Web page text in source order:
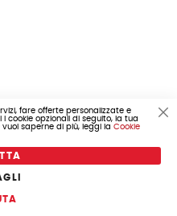
fare offerte personalizzate e
cookie opzionali di seguito, la tua
saperne di più, leggi la Cookie